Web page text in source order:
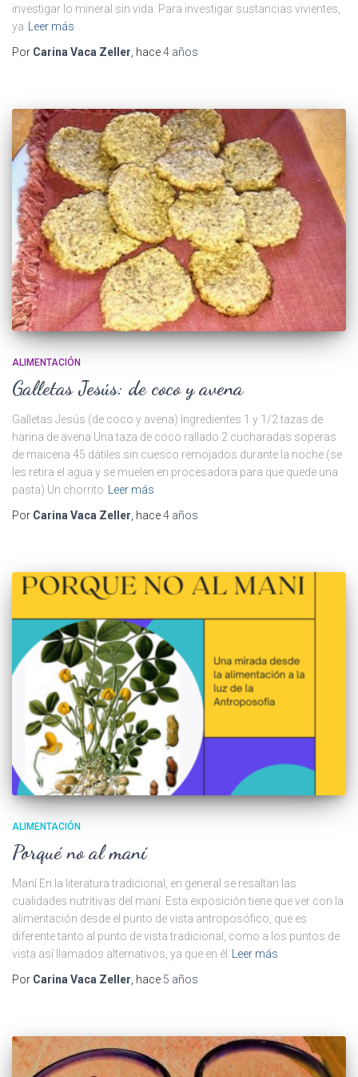
investigar lo mineral sin vida. Para investigar sustancias vivientes,
ya
Leer más
Por Carina Vaca Zeller , hace4 años
ALIMENTACIÓN
Galletas Jesús: de coco y avena
Galletas Jesús (de coco y avena) Ingredientes 1 y 1/2 tazas de
harina de avena Una taza de coco rallado 2 cucharadas soperas
de maicena 45 dátiles sin cuesco remojados durante la noche (se
les retira el agua y se muelen en procesadora para que quede una
pasta) Un chorrito Leer más
Por Carina Vaca Zeller, hace4 años
ALIMENTACIÓN
Porqué no al maní
Maní En la literatura tradicional, en general se resaltan las
cualidades nutritivas del maní. Esta exposición tiene que ver con la
alimentación desde el punto de vista antroposófico, que es
diferente tanto al punto de vista tradicional, como a los puntos de
vista así llamados alternativos, ya que en él
Leer más
Por Carina Vaca Zeller , hace 5 años